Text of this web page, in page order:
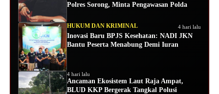
Polres Sorong, Minta Pengawasan Polda
HUKUM DAN KRIMINAL 4 hari lalu
Inovasi Baru BPJS Kesehatan: NADI JKN
Bantu Peserta Menabung Demi Iuran
4 hari lalu
Ancaman Ekosistem Laut Raja Ampat,
BLUD KKP Bergerak Tangkal Polusi